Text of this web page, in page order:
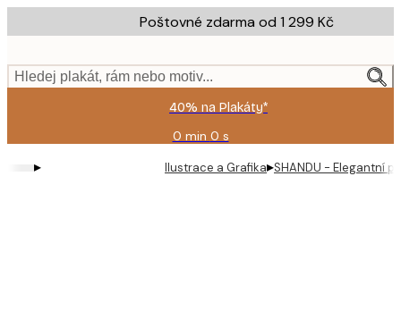
to
content.
Poštovné zdarma od 1 299 Kč
Hledej plakát, rám nebo motiv...
40% na Plakáty*
0 min 0 s
Platné
2026-
▸ Ilustrace a Grafika▸SHANDU - Elegantní